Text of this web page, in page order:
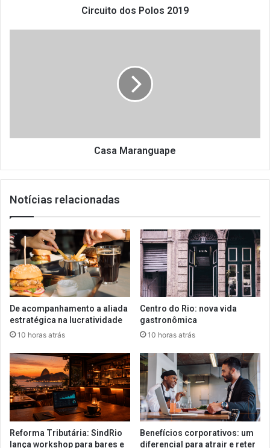
Circuito dos Polos 2019
Casa Maranguape
Notícias relacionadas
De acompanhamento a aliada
estratégica na lucratividade
10 horas atrás
Centro do Rio: nova vida
gastronômica
10 horas atrás
Reforma Tributária: SindRio
lança workshop para bares e
Benefícios corporativos: um
diferencial para atrair e reter